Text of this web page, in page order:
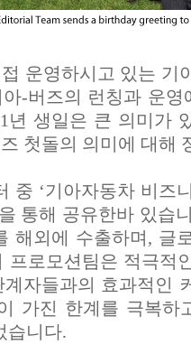
운영하시고 있는 기
-버즈의 런칭과 운
년 생일은 큰 의미가
첫돌의 의미에 대해
중 ‘기아자동차 비즈
통해 공유한바 있습
해외에 수출하며, 글
프로모션팀은 적극적
자들과의 효과적인
가진 한계를 극복하
습니다.